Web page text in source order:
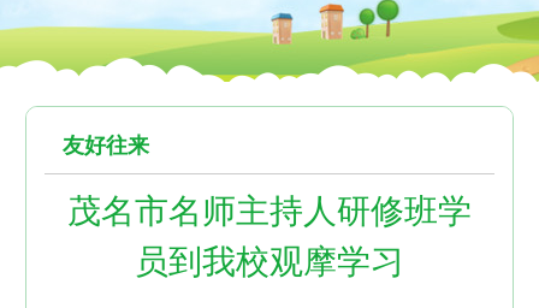
友好往来
茂名市名师主持人研修班学
员到我校观摩学习